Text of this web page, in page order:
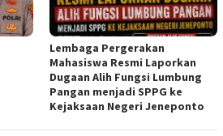
Lembaga Pergerakan
Mahasiswa Resmi Laporkan
Dugaan Alih Fungsi Lumbung
Pangan menjadi SPPG ke
Kejaksaan Negeri Jeneponto